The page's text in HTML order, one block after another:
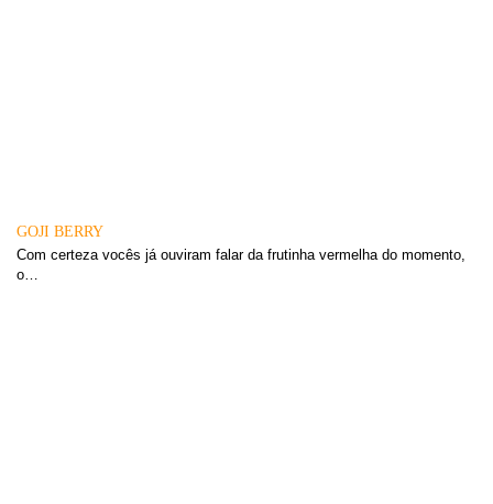
GOJI BERRY
Com certeza vocês já ouviram falar da frutinha vermelha do momento,
o…